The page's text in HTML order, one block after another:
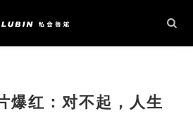
爆红：对不起，人生